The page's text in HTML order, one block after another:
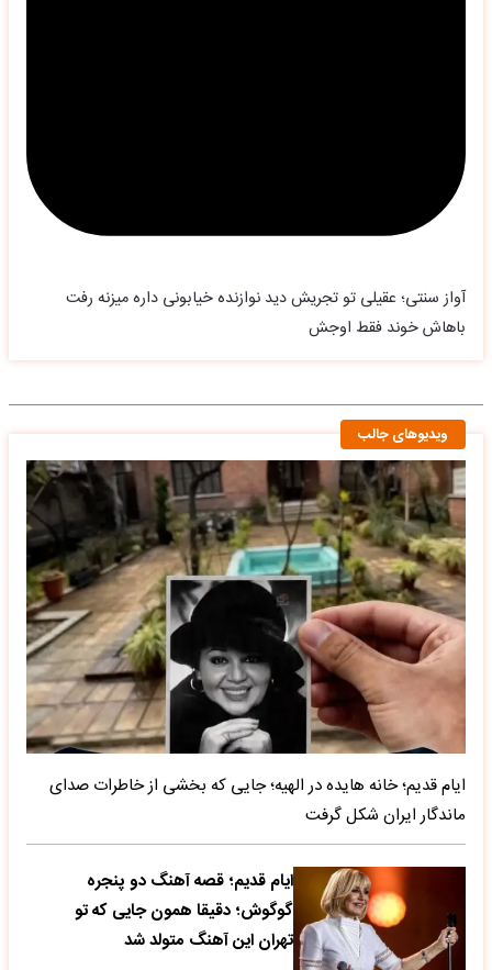
آواز سنتی؛ عقیلی تو تجریش دید نوازنده خیابونی داره میزنه رفت
باهاش خوند فقط اوجش
ویدیوهای جالب
ایام قدیم؛ خانه هایده در الهیه؛ جایی که بخشی از خاطرات صدای
ماندگار ایران شکل گرفت
ایام قدیم؛ قصه آهنگ دو پنجره
گوگوش؛ دقیقا همون جایی که تو
تهران این آهنگ متولد شد